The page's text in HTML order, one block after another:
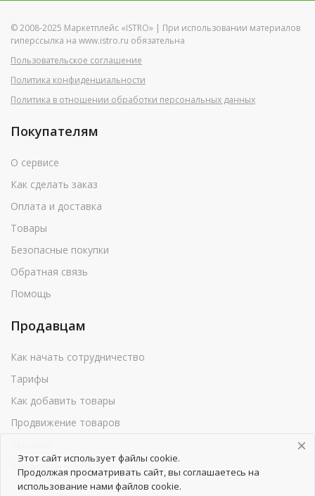
© 2008-2025 Маркетплейс «ISTRO» | При использовании материалов
гиперссылка на www.istro.ru обязательна
Пользовательское соглашение
Политика конфиденциальности
Политика в отношении обработки персональных данных
Покупателям
О сервисе
Как сделать заказ
Оплата и доставка
Товары
Безопасные покупки
Обратная связь
Помощь
Продавцам
Как начать сотрудничество
Тарифы
Как добавить товары
Продвижение товаров
Реквизиты
Этот сайт использует файлы cookie.
Продолжая просматривать сайт, вы соглашаетесь на
использование нами файлов cookie.